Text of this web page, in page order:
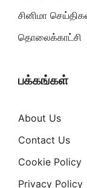
சினிமா
தொலைக்காட்சி
பக்கங்கள்
About Us
Contact Us
Cookie Policy
Privacy Policy